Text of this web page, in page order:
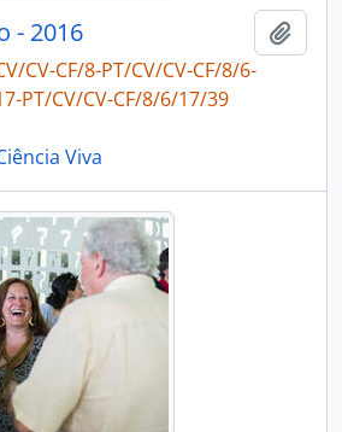
- 2016
CV-CF/8-PT/CV/CV-CF/8/6-
PT/CV/CV-CF/8/6/17/39
Viva